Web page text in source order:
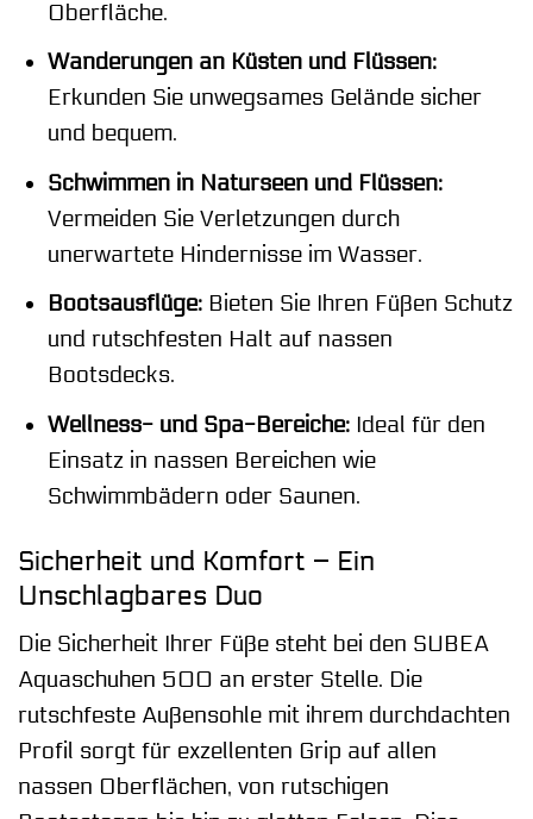
Oberfläche.
Wanderungen an Küsten und Flüssen:
Erkunden Sie unwegsames Gelände sicher
und bequem.
Schwimmen in Naturseen und Flüssen:
Vermeiden Sie Verletzungen durch
unerwartete Hindernisse im Wasser.
Bootsausflüge:Bieten Sie Ihren Füßen Schutz
und rutschfesten Halt auf nassen
Bootsdecks.
Wellness- und Spa-Bereiche:Ideal für den
Einsatz in nassen Bereichen wie
Schwimmbädern oder Saunen.
Sicherheit und Komfort – Ein
Unschlagbares Duo
Die Sicherheit Ihrer Füße steht bei den SUBEA
Aquaschuhen 500 an erster Stelle. Die
rutschfeste Außensohle mit ihrem durchdachten
Profil sorgt für exzellenten Grip auf allen
nassen Oberflächen, von rutschigen